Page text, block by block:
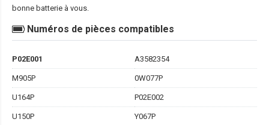
bonne batterie à vous.
Numéros de pièces compatibles
P02E001 A3582354
M905P 0W077P
U164P P02E002
U150P Y067P